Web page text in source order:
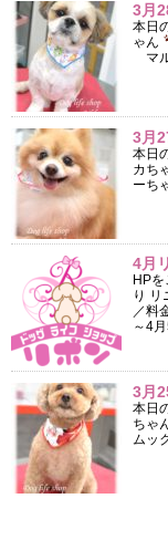
3月
本日
ゃん
マ
3月
本日
カち
ーち
4月
HP
り リ
／料
～4
3月
本日
ちゃ
ムッ